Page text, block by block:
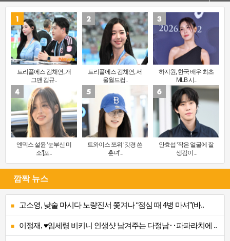
트리플에스 김채연, 개
그맨 김규..
트리플에스 김채연, 서
울월드컵..
하지원, 한국 배우 최초
MLB 시..
엔믹스 설윤 ‘눈부신 미
소’[포..
트와이스 쯔위 ‘갓경 쓴
훈녀’..
안효섭 ‘작은 얼굴에 잘
생김이 ..
깜짝 뉴스
고소영, 낮술 마시다 노량진서 쫓겨나 “점심 때 4병 마셔”(바..
이정재, ♥임세령 비키니 인생샷 남겨주는 다정남‥파파라치에 ..